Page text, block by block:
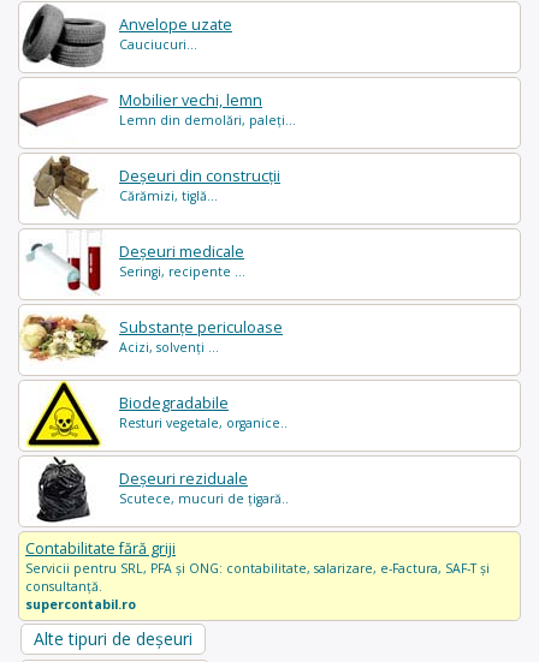
Anvelope uzate
Cauciucuri...
Mobilier vechi, lemn
Lemn din demolări, paleți...
Deșeuri din construcții
Cărămizi, tiglă...
Deșeuri medicale
Seringi, recipente ...
Substanțe periculoase
Acizi, solvenți ...
Biodegradabile
Resturi vegetale, organice..
Deșeuri reziduale
Scutece, mucuri de țigară..
Contabilitate fără griji
Servicii pentru SRL, PFA și ONG: contabilitate, salarizare, e-Factura, SAF-T și
consultanță.
supercontabil.ro
Alte tipuri de deșeuri